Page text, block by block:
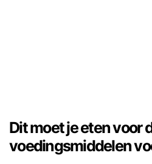
Dit moet je eten voor
voedingsmiddelen